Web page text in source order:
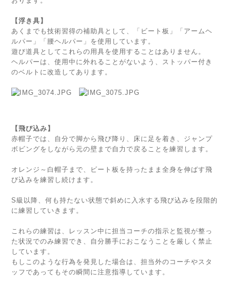
【浮き具】
あくまでも技術習得の補助具として、「ビート板」「アームヘ
ルパー」「腰ヘルパー」を使用しています。
遊び道具としてこれらの用具を使用することはありません。
ヘルパーは、使用中に外れることがないよう、ストッパー付き
のベルトに改造してあります。
【飛び込み】
赤帽子では、自分で脚から飛び降り、床に足を着き、ジャンプ
ボビングをしながら元の壁まで自力で戻ることを練習します。
オレンジ～白帽子まで、ビート板を持ったまま全身を伸ばす飛
び込みを練習し続けます。
S級以降、何も持たない状態で斜めに入水する飛び込みを段階的
に練習していきます。
これらの練習は、レッスン中に担当コーチの指示と監視が整っ
た状況でのみ練習でき、自分勝手におこなうことを厳しく禁止
しています。
もしこのような行為を発見した場合は、担当外のコーチやスタ
ッフであってもその瞬間に注意指導しています。